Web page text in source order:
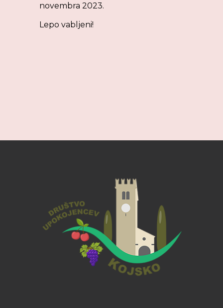
novembra 2023.
Lepo vabljeni!